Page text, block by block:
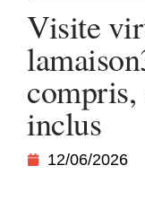
Visite
compris,
inclus
12/06/2026